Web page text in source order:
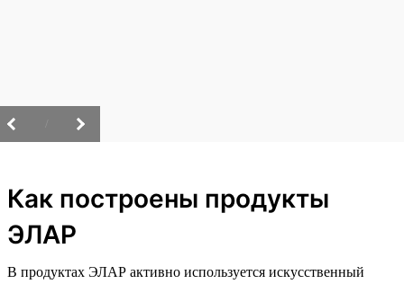
Как построены продукты
ЭЛАР
В продуктах ЭЛАР активно используется искусственный